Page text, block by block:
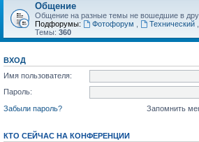
Общение
Общение на разные темы не вошедшие в
Подфорумы:
Фотофорум Технический
Темы: 360
ВХОД
Имя пользователя:
Пароль:
Забыли пароль?
Запомнить
КТО СЕЙЧАС НА КОНФЕРЕНЦИИ